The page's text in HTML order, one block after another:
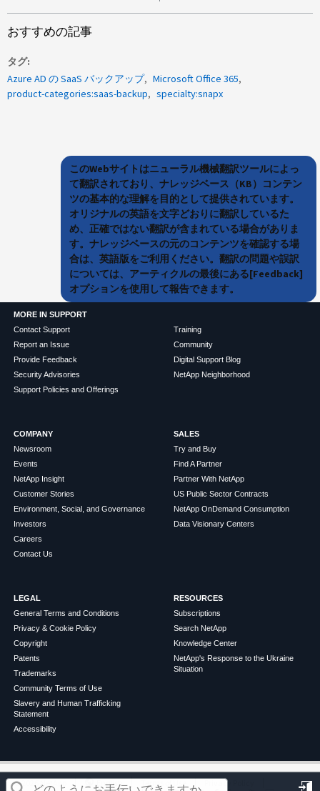
この記事は役に立ちましたか？
おすすめの記事
タグ
Azure AD の SaaS バックアップ
Microsoft Office 365
product-categories:saas-backup
specialty:snapx
このWebサイトはニューラル機械翻訳ツールによっ
て翻訳されており、ナレッジベース（KB）コンテン
ツの基本的な理解を目的として提供されています。
オリジナルの英語を文字どおりに翻訳しているた
め、正確ではない翻訳が含まれている場合がありま
す。ナレッジベースの元のコンテンツを確認する場
合は、英語版をご利用ください。翻訳の問題や誤訳
については、アーティクルの最後にある[Feedback]
オプションを使用して報告できます。
MORE IN SUPPORT
Contact Support
Report an Issue
Provide Feedback
Security Advisories
Support Policies and Offerings
Training
Community
Digital Support Blog
NetApp Neighborhood
COMPANY
Newsroom
Events
NetApp Insight
Customer Stories
Environment, Social, and Governance
Investors
Careers
Contact Us
SALES
Try and Buy
Find A Partner
Partner With NetApp
US Public Sector Contracts
NetApp OnDemand Consumption
Data Visionary Centers
LEGAL
General Terms and Conditions
Privacy & Cookie Policy
Copyright
Patents
Trademarks
Community Terms of Use
Slavery and Human Trafficking
Statement
Accessibility
RESOURCES
Subscriptions
Search NetApp
Knowledge Center
NetApp's Response to the Ukraine
Situation
©2026NetApp English Terms of Use
Privacy Policy